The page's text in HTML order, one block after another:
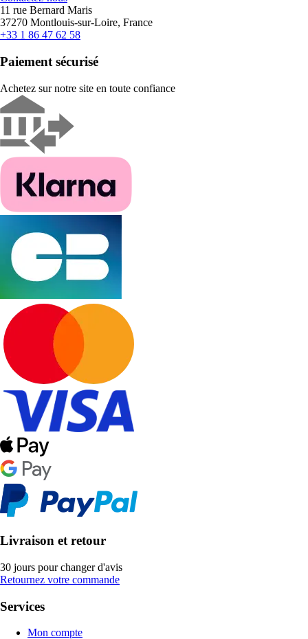
11 rue Bernard Maris
37270 Montlouis-sur-Loire, France
+33 1 86 47 62 58
Paiement sécurisé
Achetez sur notre site en toute confiance
Livraison et retour
30 jours pour changer d'avis
Retournez votre commande
Services
Mon compte